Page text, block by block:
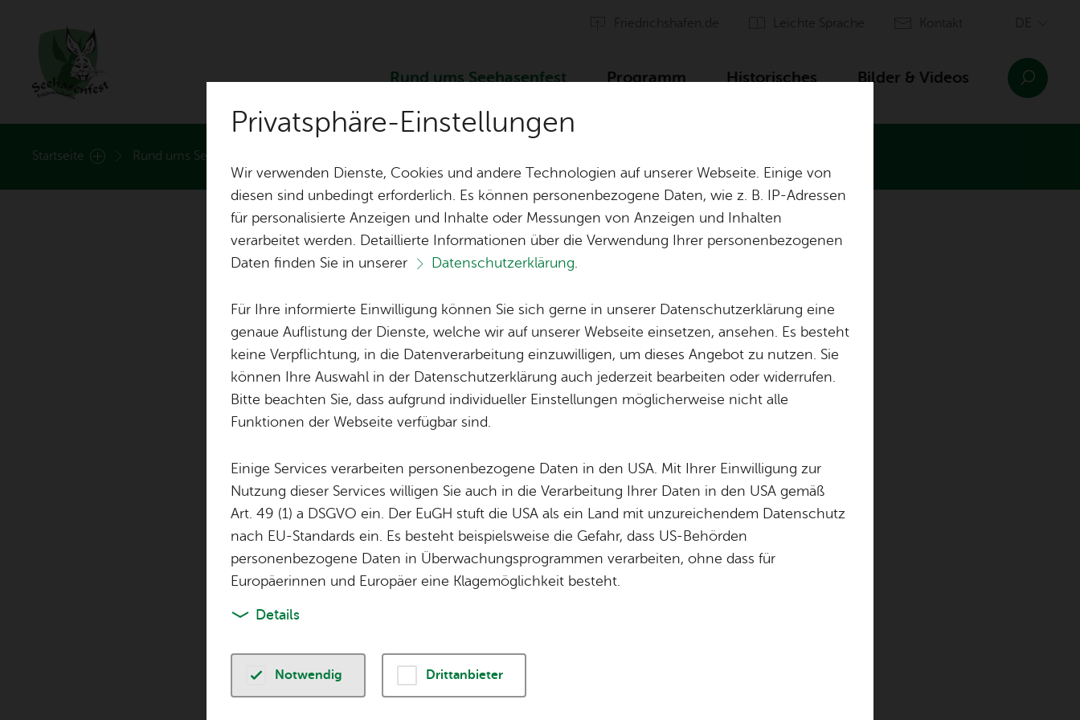
Fried­richs­ha­fen.de Leich­te Spra­che Kon­takt
Rund ums See­ha­sen­fest Pro­gramm His­to­ri­sches Bil­der & Vi­de­os
Rund ums See­ha­sen­fest
Hei­mat­lied
Fest­ab­zei­chen
In­fo­stand
Tisch­re­ser­vie­run­gen Orga & Team
Spon­so­ren & För­de­rer
Fi­gu­ren­grup­pe
Start­sei­te Rund ums See­ha­sen­fest
Vor­le­sen
Fi­gu­ren­grup­pe
Ein neuer Ort der Begegnung und Erinnerung
Vor der eindrucksvollen Berg- und
Seekulisse ziert die Figurengruppe Seehas
mit Seehasenkindern die Uferpromenade
von Friedrichshafen. Sie wurde anlässlich
des Jubiläums 75 Jahre Seehasenfest im
die Bedeutung des Seehas für das Seehasenfest und die Stadt Friedrichshafen dar. Die
Privatsphäre-Einstellungen
Wir verwenden Dienste, Cookies und andere Technologien auf unserer Webseite. Einige von
diesen sind unbedingt erforderlich. Es können personenbezogene Daten, wie z. B. IP-Adressen
für personalisierte Anzeigen und Inhalte oder Messungen von Anzeigen und Inhalten
verarbeitet werden. Detaillierte Informationen über die Verwendung Ihrer personenbezogenen
Daten finden Sie in unserer
Datenschutzerklärung.
Für Ihre informierte Einwilligung können Sie sich gerne in unserer Datenschutzerklärung eine
genaue Auflistung der Dienste, welche wir auf unserer Webseite einsetzen, ansehen. Es besteht
keine Verpflichtung, in die Datenverarbeitung einzuwilligen, um dieses Angebot zu nutzen. Sie
können Ihre Auswahl in der Datenschutzerklärung auch jederzeit bearbeiten oder widerrufen.
Bitte beachten Sie, dass aufgrund individueller Einstellungen möglicherweise nicht alle
Funktionen der Webseite verfügbar sind.
Einige Services verarbeiten personenbezogene Daten in den USA. Mit Ihrer Einwilligung zur
Nutzung dieser Services willigen Sie auch in die Verarbeitung Ihrer Daten in den USA gemäß
Art. 49 (1) a DSGVO ein. Der EuGH stuft die USA als ein Land mit unzureichendem Datenschutz
nach EU-Standards ein. Es besteht beispielsweise die Gefahr, dass US-Behörden
personenbezogene Daten in Überwachungsprogrammen verarbeiten, ohne dass für
Europäerinnen und Europäer eine Klagemöglichkeit besteht.
Details
Notwendig Drittanbieter